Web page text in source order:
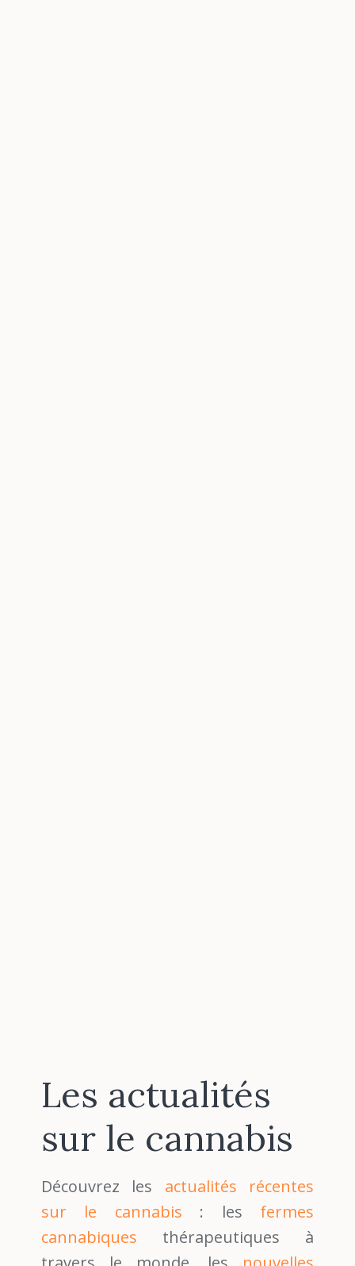
Les actualités
sur le cannabis
Découvrez les actualités récentes
sur le cannabis : les fermes
cannabiques thérapeutiques à